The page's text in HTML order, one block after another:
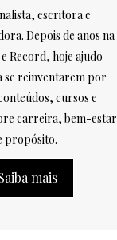
escritora e
Depois de anos na
Record, hoje ajudo
se reinventarem por
cursos e
carreira, bem-estar
propósito.
mais